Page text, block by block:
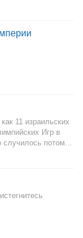
11 израильских
Игр в
случилось потом...